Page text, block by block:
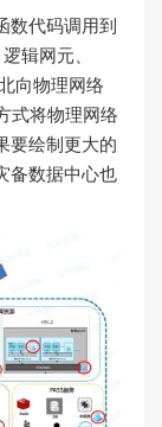
数代码调用到
辑网元、
向物理网络
式将物理网络
要绘制更大的
备数据中心也